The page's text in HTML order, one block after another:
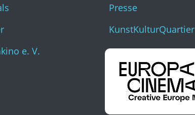
e. V.
Presse
KunstKulturQuartier